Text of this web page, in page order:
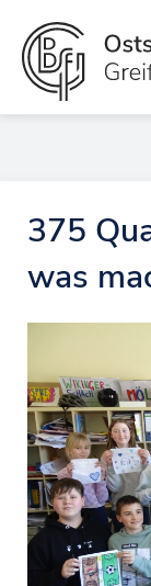
Inhalt
springen
375
was